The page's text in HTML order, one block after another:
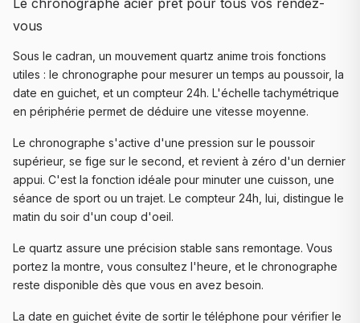
Le chronographe acier prêt pour tous vos rendez-
vous
Sous le cadran, un mouvement quartz anime trois fonctions
utiles : le chronographe pour mesurer un temps au poussoir, la
date en guichet, et un compteur 24h. L'échelle tachymétrique
en périphérie permet de déduire une vitesse moyenne.
Le chronographe s'active d'une pression sur le poussoir
supérieur, se fige sur le second, et revient à zéro d'un dernier
appui. C'est la fonction idéale pour minuter une cuisson, une
séance de sport ou un trajet. Le compteur 24h, lui, distingue le
matin du soir d'un coup d'oeil.
Le quartz assure une précision stable sans remontage. Vous
portez la montre, vous consultez l'heure, et le chronographe
reste disponible dès que vous en avez besoin.
La date en guichet évite de sortir le téléphone pour vérifier le